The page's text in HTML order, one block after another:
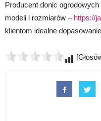
Producent donic
modeli i rozmiarów – https://
klientom idealne